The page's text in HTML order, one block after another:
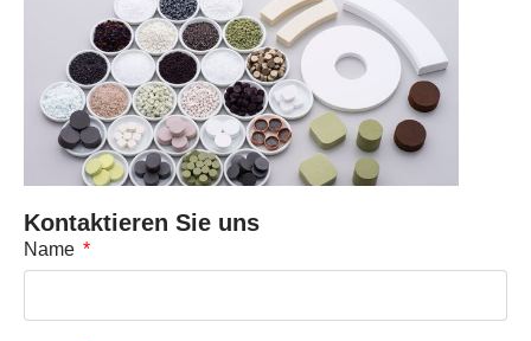
Kontaktieren Sie uns
Name